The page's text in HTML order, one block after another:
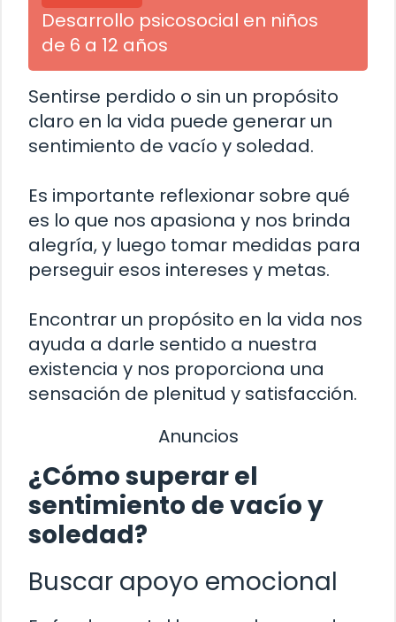
Desarrollo psicosocial en niños
de 6 a 12 años
Sentirse perdido o sin un propósito
claro en la vida puede generar un
sentimiento de vacío y soledad.
Es importante reflexionar sobre qué
es lo que nos apasiona y nos brinda
alegría, y luego tomar medidas para
perseguir esos intereses y metas.
Encontrar un propósito en la vida nos
ayuda a darle sentido a nuestra
existencia y nos proporciona una
sensación de plenitud y satisfacción.
Anuncios
¿Cómo superar el
sentimiento de vacío y
soledad?
Buscar apoyo emocional